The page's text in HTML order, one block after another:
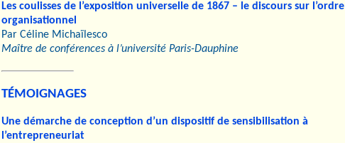
Les coulisses de l’exposition universelle de 1867 – le discours sur l’ordre
organisationnel
Par Céline Michaïlesco
Maître de conférences à l’université Paris-Dauphine
TÉMOIGNAGES
Une démarche de conception d’un dispositif de sensibilisation à
l’entrepreneuriat